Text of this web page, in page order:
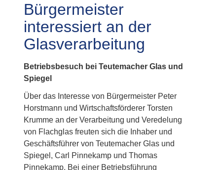
Bürgermeister
interessiert an der
Glasverarbeitung
Betriebsbesuch bei Teutemacher Glas und
Spiegel
Über das Interesse von Bürgermeister Peter
Horstmann und Wirtschaftsförderer Torsten
Krumme an der Verarbeitung und Veredelung
von Flachglas freuten sich die Inhaber und
Geschäftsführer von Teutemacher Glas und
Spiegel, Carl Pinnekamp und Thomas
Pinnekamp. Bei einer Betriebsführung